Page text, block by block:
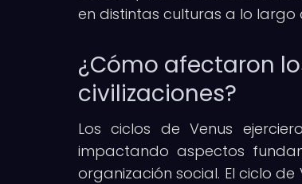
en distintas culturas a lo largo
¿Cómo afectaron
civilizaciones?
Los ciclos de Venus
impactando aspectos
organización social. El ciclo